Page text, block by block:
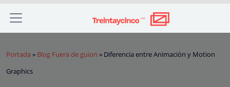
Portada » Blog Fuera de guion » Diferencia entre Animación y Motion
Graphics